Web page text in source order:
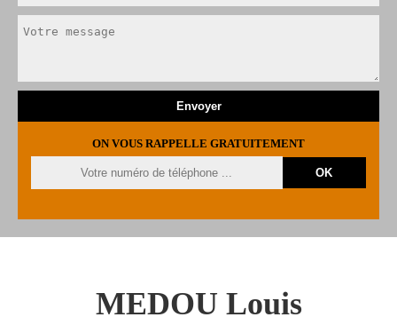
ON VOUS RAPPELLE GRATUITEMENT
MEDOU Louis